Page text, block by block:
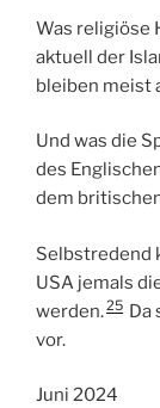
Was religiöse
aktuell der
bleiben meist
Und was die
des
dem
Selbstredend
USA jemals
werden.25 Da
vor.
Juni 2024